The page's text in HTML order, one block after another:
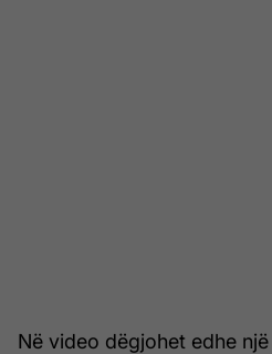
Në video dëgjohet edhe